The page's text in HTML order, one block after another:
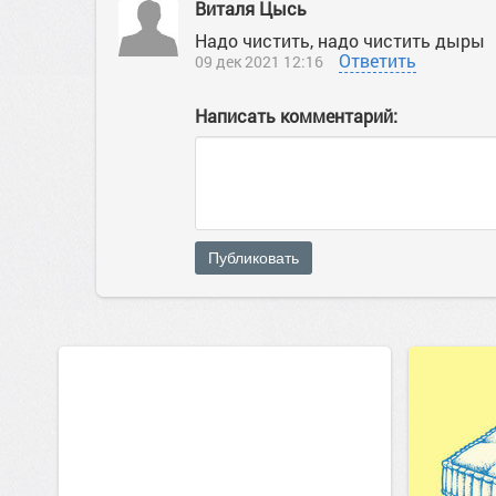
Виталя Цысь
Надо чистить, надо чистить дыры
09 дек 2021 12:16 Ответить
Написать комментарий:
Публиковать